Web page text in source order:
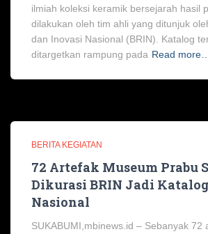
ilmiah koleksi keramik bersejarah hasil
dilakukan oleh tim ahli yang ditunjuk
dan Inovasi Nasional (BRIN). Katalog
ditargetkan rampung pada Read more…
BERITA KEGIATAN
72 Artefak Museum Prabu
Dikurasi BRIN Jadi
Nasional
SUKABUMI,mbinews.id – Sebanyak 72